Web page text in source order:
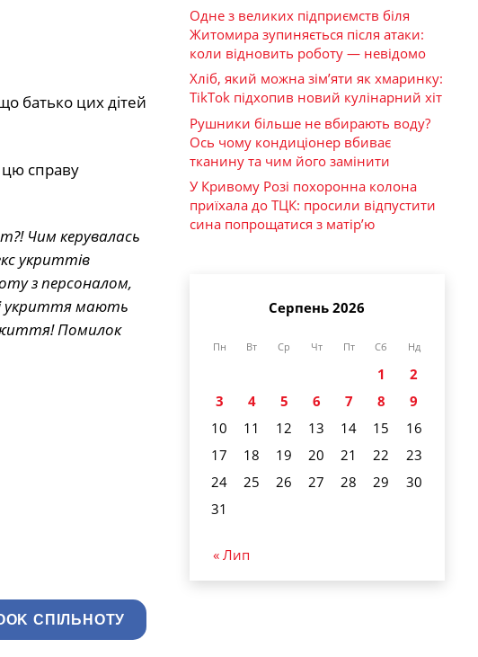
батько цих дітей
цю справу
Чим керувалась
укриттів
з персоналом,
укриття мають
життя! Помилок
СПІЛЬНОТУ
Одне з великих підприємств біля
Житомира зупиняється після атаки:
коли відновить роботу — невідомо
Хліб, який можна зім’яти як хмаринку:
TikTok підхопив новий кулінарний хіт
Рушники більше не вбирають воду?
Ось чому кондиціонер вбиває
тканину та чим його замінити
У Кривому Розі похоронна колона
приїхала до ТЦК: просили відпустити
сина попрощатися з матір’ю
Серпень 2026
Пн Вт Ср Чт Пт Сб Нд
1
2
3
4 5 6 7 8
9
10
11 12 13 14 15
16
17
18 19 20 21 22
23
24
25 26 27 28 29
30
31
« Лип